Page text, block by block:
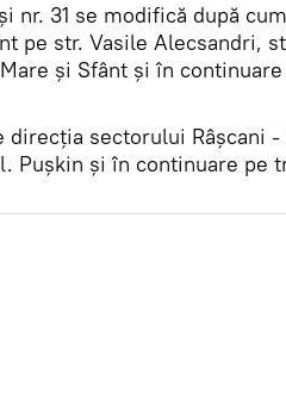
nr. 31 se modifică după
pe str. Vasile Alecsandri,
și Sfânt și în
direcția sectorului Râșcani
Pușkin și în continuare pe